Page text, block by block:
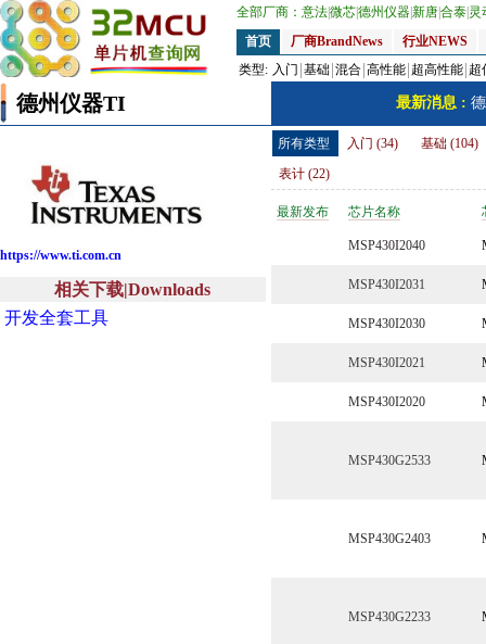
全部厂商： 意法微芯德州仪器新唐合泰 灵
首页
厂商BrandNews
行业NEWS
类型: 入门 基础 混合 高性能 超高性能 超
德州仪器TI 最新消息 :
https://www.ti.com.cn
相关下载|Downloads
开发全套工具
所有类型 入门 (34)
基础 (104)
表计 (22)
最新发布 芯片名称
MSP430I2040
MSP430I2031
MSP430I2030
MSP430I2021
MSP430I2020
MSP430G2533
MSP430G2403
MSP430G2233